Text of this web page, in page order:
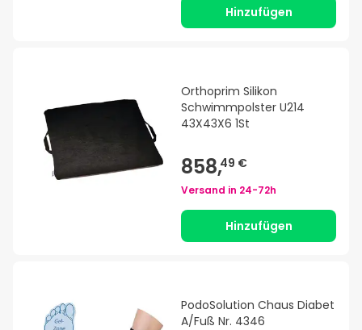
Hinzufügen
Orthoprim Silikon
Schwimmpolster U214
43X43X6 1St
858,49 €
Versand in 24-72h
Hinzufügen
PodoSolution Chaus Diabet
A/Fuß Nr. 4346